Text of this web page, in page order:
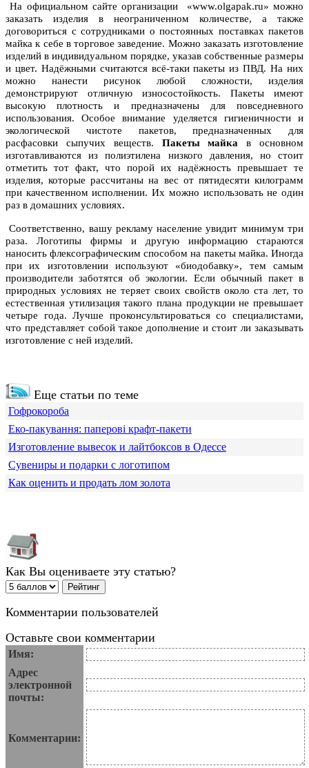
На официальном сайте организации «www.olgapak.ru» можно
заказать изделия в неограниченном количестве, а также
договориться с сотрудниками о постоянных поставках пакетов
майка к себе в торговое заведение. Можно заказать изготовление
изделий в индивидуальном порядке, указав собственные размеры
и цвет. Надёжными считаются всё-таки пакеты из ПВД. На них
можно нанести рисунок любой сложности, изделия
демонстрируют отличную износостойкость. Пакеты имеют
высокую плотность и предназначены для повседневного
использования. Особое внимание уделяется гигиеничности и
экологической чистоте пакетов, предназначенных для
расфасовки сыпучих веществ. Пакеты майка в основном
изготавливаются из полиэтилена низкого давления, но стоит
отметить тот факт, что порой их надёжность превышает те
изделия, которые рассчитаны на вес от пятидесяти килограмм
при качественном исполнении. Их можно использовать не один
раз в домашних условиях.
Соответственно, вашу рекламу население увидит минимум три
раза. Логотипы фирмы и другую информацию стараются
наносить флексографическим способом на пакеты майка. Иногда
при их изготовлении используют «биодобавку», тем самым
производители заботятся об экологии. Если обычный пакет в
природных условиях не теряет своих свойств около ста лет, то
естественная утилизация такого плана продукции не превышает
четыре года. Лучше проконсультироваться со специалистами,
что представляет собой такое дополнение и стоит ли заказывать
изготовление с ней изделий.
Еще статьи по теме
Гофрокороба
Еко-пакування: паперові крафт-пакети
Изготовление вывесок и лайтбоксов в Одессе
Сувениры и подарки с логотипом
Как оценить и продать лом золота
Как Вы оцениваете эту статью?
Комментарии пользователей
Оставьте свои комментарии
Имя:
Адрес
электронной
почты:
Комментарии: